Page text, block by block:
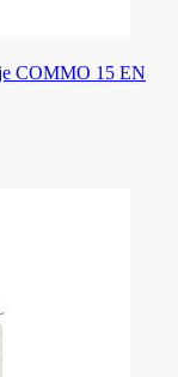
COMMO 15 EN